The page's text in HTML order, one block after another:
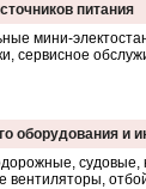
питания
мини-
сервисное
оборудования и